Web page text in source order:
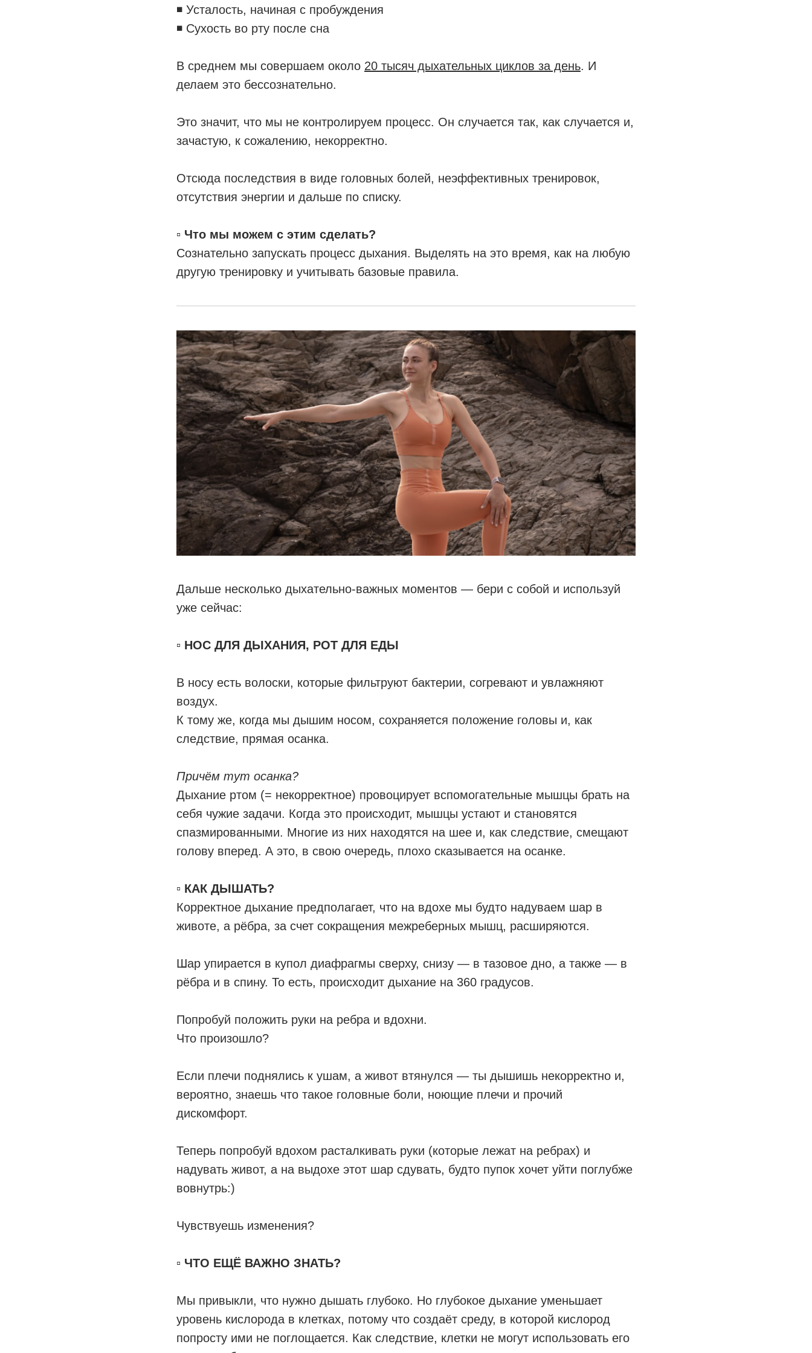
◾️ Усталость, начиная с пробуждения
◾️ Сухость во рту после сна
В среднем мы совершаем около 20 тысяч дыхательных циклов за день. И
делаем это бессознательно.
Это значит, что мы не контролируем процесс. Он случается так, как случается и,
зачастую, к сожалению, некорректно.
Отсюда последствия в виде головных болей, неэффективных тренировок,
отсутствия энергии и дальше по списку.
▫️ Что мы можем с этим сделать?
Сознательно запускать процесс дыхания. Выделять на это время, как на любую
другую тренировку и учитывать базовые правила.
Дальше несколько дыхательно-важных моментов — бери с собой и используй
уже сейчас:
▫️ НОС ДЛЯ ДЫХАНИЯ, РОТ ДЛЯ ЕДЫ
В носу есть волоски, которые фильтруют бактерии, согревают и увлажняют
воздух.
К тому же, когда мы дышим носом, сохраняется положение головы и, как
следствие, прямая осанка.
Причём тут осанка?
Дыхание ртом (= некорректное) провоцирует вспомогательные мышцы брать на
себя чужие задачи. Когда это происходит, мышцы устают и становятся
спазмированными. Многие из них находятся на шее и, как следствие, смещают
голову вперед. А это, в свою очередь, плохо сказывается на осанке.
▫️ КАК ДЫШАТЬ?
Корректное дыхание предполагает, что на вдохе мы будто надуваем шар в
животе, а рёбра, за счет сокращения межреберных мышц, расширяются.
Шар упирается в купол диафрагмы сверху, снизу — в тазовое дно, а также — в
рёбра и в спину. То есть, происходит дыхание на 360 градусов.
Попробуй положить руки на ребра и вдохни.
Что произошло?
Если плечи поднялись к ушам, а живот втянулся — ты дышишь некорректно и,
вероятно, знаешь что такое головные боли, ноющие плечи и прочий
дискомфорт.
Теперь попробуй вдохом расталкивать руки (которые лежат на ребрах) и
надувать живот, а на выдохе этот шар сдувать, будто пупок хочет уйти поглубже
вовнутрь:)
Чувствуешь изменения?
▫️ ЧТО ЕЩЁ ВАЖНО ЗНАТЬ?
Мы привыкли, что нужно дышать глубоко. Но глубокое дыхание уменьшает
уровень кислорода в клетках, потому что создаёт среду, в которой кислород
попросту ими не поглощается. Как следствие, клетки не могут использовать его